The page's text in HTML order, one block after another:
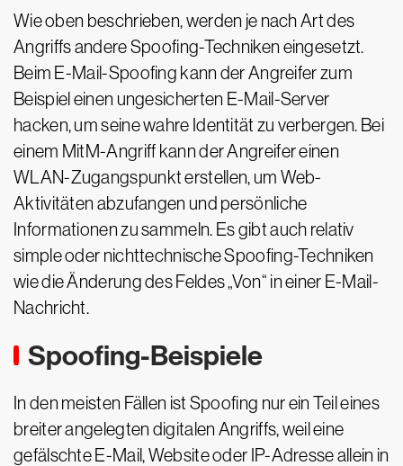
Wie oben beschrieben, werden je nach Art des
Angriffs andere Spoofing-Techniken eingesetzt.
Beim E-Mail-Spoofing kann der Angreifer zum
Beispiel einen ungesicherten E-Mail-Server
hacken, um seine wahre Identität zu verbergen. Bei
einem MitM-Angriff kann der Angreifer einen
WLAN-Zugangspunkt erstellen, um Web-
Aktivitäten abzufangen und persönliche
Informationen zu sammeln. Es gibt auch relativ
simple oder nichttechnische Spoofing-Techniken
wie die Änderung des Feldes „Von“ in einer E-Mail-
Nachricht.
Spoofing-Beispiele
In den meisten Fällen ist Spoofing nur ein Teil eines
breiter angelegten digitalen Angriffs, weil eine
gefälschte E-Mail, Website oder IP-Adresse allein in